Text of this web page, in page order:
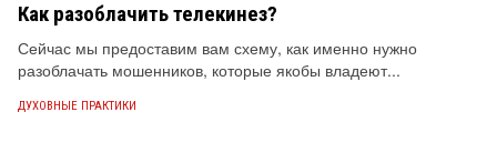
Как разоблачить телекинез?
Сейчас мы предоставим вам схему, как именно нужно
разоблачать мошенников, которые якобы владеют...
ДУХОВНЫЕ ПРАКТИКИ